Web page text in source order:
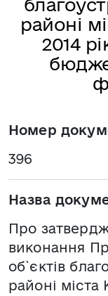
районі
2014
Номер
396
Назва
Про
виконання
об`єктів
районі міста